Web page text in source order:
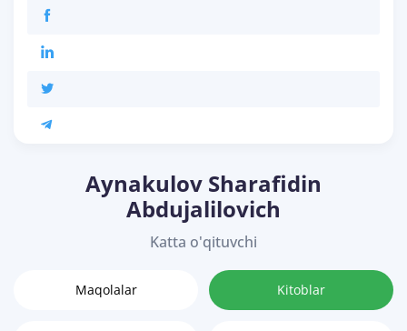
Aynakulov Sharafidin
Abdujalilovich
Katta o'qituvchi
Maqolalar Kitoblar